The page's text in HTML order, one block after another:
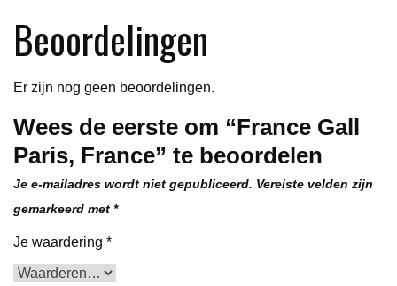
Beoordelingen
Er zijn nog geen beoordelingen.
Wees de eerste om “France Gall
Paris, France” te beoordelen
Je e-mailadres wordt niet gepubliceerd. Vereiste velden zijn
gemarkeerd met *
Je waardering *